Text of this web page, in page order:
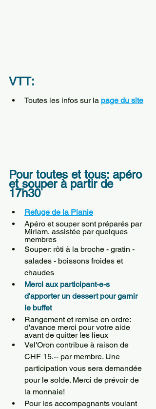
VTT:
Toutes les infos sur la page du site
Pour toutes et tous: apéro
et souper à partir de
17h30
Refuge de la Planie
Apéro et souper sont préparés par
Miriam, assistée par quelques
membres
Souper: rôti à la broche - gratin -
salades - boissons froides et
chaudes
Merci aux participant-e-s
d'apporter un dessert pour garnir
le buffet
Rangement et remise en ordre:
d'avance merci pour votre aide
avant de quitter les lieux
Vel'Oron contribue à raison de
CHF 15.-- par membre. Une
participation vous sera demandée
pour le solde. Merci de prévoir de
la monnaie!
Pour les accompagnants voulant